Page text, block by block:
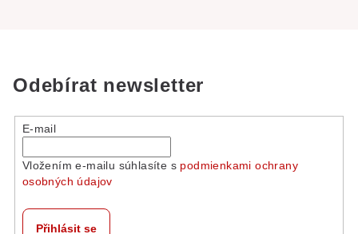
Odebírat newsletter
E-mail
Vložením e-mailu súhlasíte s podmienkami ochrany
osobných údajov
Přihlásit se